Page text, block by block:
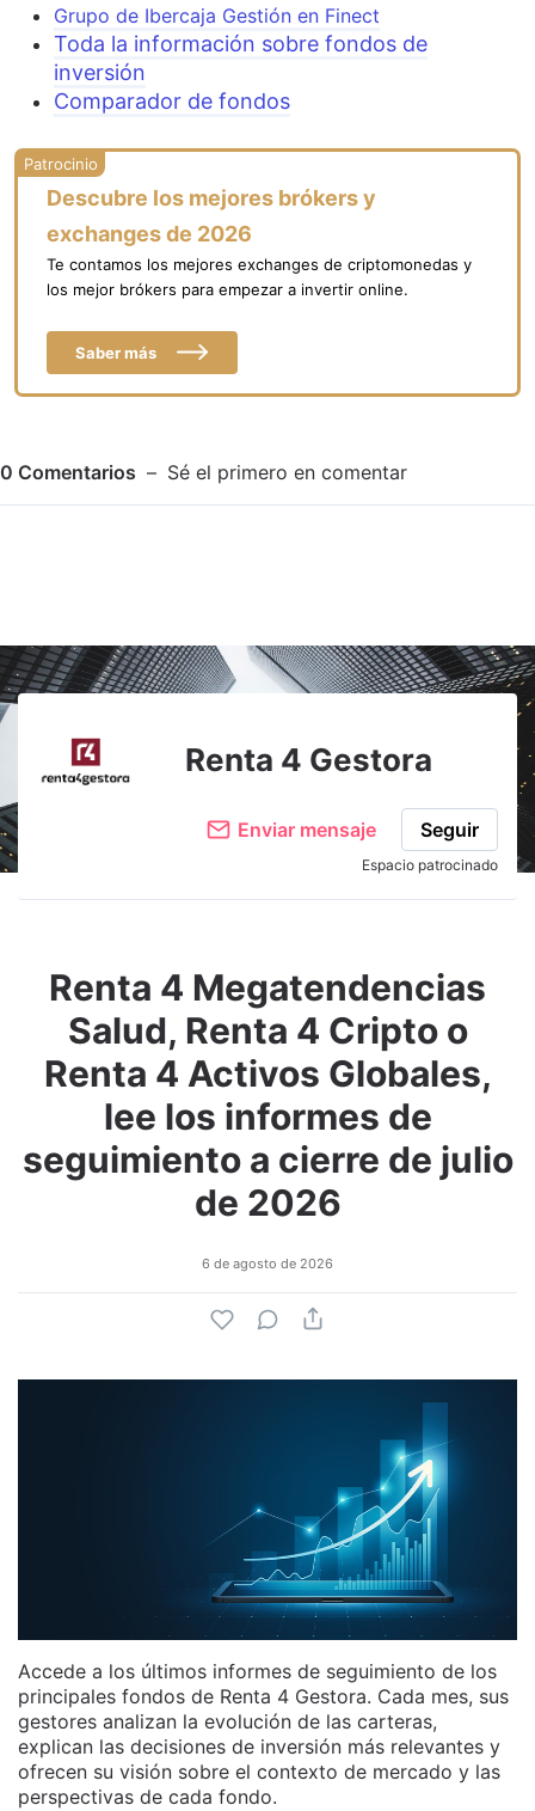
Grupo de Ibercaja Gestión en Finect
Toda la información sobre fondos de
inversión
Comparador de fondos
Descubre los mejores brókers y
exchanges de 2026
Te contamos los mejores exchanges de criptomonedas y
los mejor brókers para empezar a invertir online.
Saber más
0 Comentarios Sé el primero en comentar
Adjuntar imagen Comentar
Renta 4 Gestora
Enviar mensaje Seguir
Espacio patrocinado
Renta 4 Megatendencias
Salud, Renta 4 Cripto o
Renta 4 Activos Globales,
lee los informes de
seguimiento a cierre de julio
de 2026
6 de agosto de 2026
Accede a los últimos informes de seguimiento de los
principales fondos de Renta 4 Gestora. Cada mes, sus
gestores analizan la evolución de las carteras,
explican las decisiones de inversión más relevantes y
ofrecen su visión sobre el contexto de mercado y las
perspectivas de cada fondo.